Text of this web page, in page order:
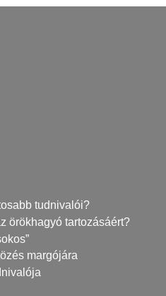
tudnivalói?
örökhagyó tartozásáért?
margójára